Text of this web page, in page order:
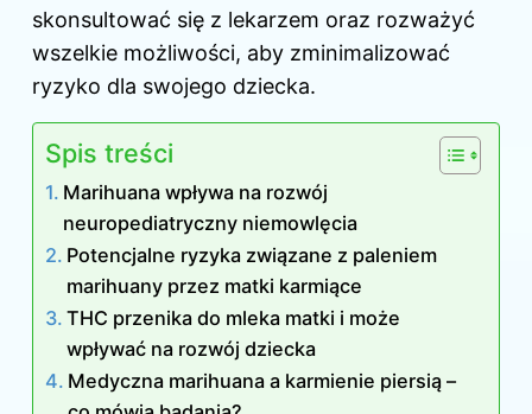
skonsultować się z lekarzem oraz rozważyć
wszelkie możliwości, aby zminimalizować
ryzyko dla swojego dziecka.
Spis treści
Marihuana wpływa na rozwój
neuropediatryczny niemowlęcia
Potencjalne ryzyka związane z paleniem
marihuany przez matki karmiące
THC przenika do mleka matki i może
wpływać na rozwój dziecka
Medyczna marihuana a karmienie piersią –